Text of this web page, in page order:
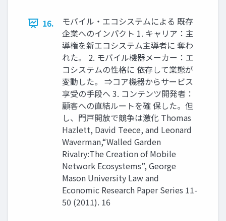
16.
モバイル・エコシステムによる 既存
企業へのインパクト 1. キャリア：主
導権を新エコシステム主導者に 奪わ
れた。 2. モバイル機器メーカー：エ
コシステムの性格に 依存して業態が
変動した。 ⇒コア機器からサービス
享受の手段へ 3. コンテンツ開発者：
顧客への直結ルートを確 保した。但
し、門戸開放で競争は激化 Thomas
Hazlett, David Teece, and Leonard
Waverman,“Walled Garden
Rivalry:The Creation of Mobile
Network Ecosystems”, George
Mason University Law and
Economic Research Paper Series 11-
50 (2011). 16